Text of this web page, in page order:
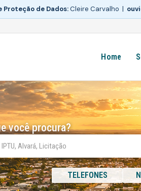
Proteção de Dados:Cleire Carvalho |
Home
você procura?
TELEFONES